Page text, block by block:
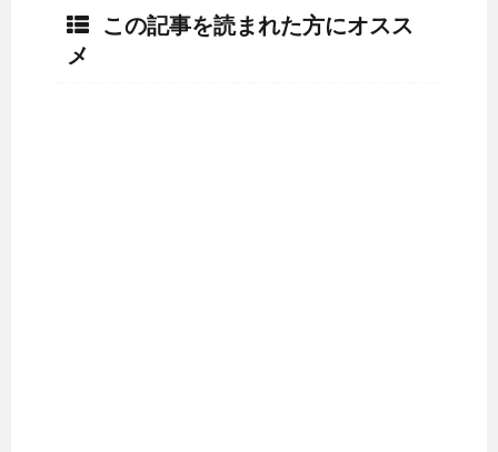
この記事を読まれた方にオスス
メ